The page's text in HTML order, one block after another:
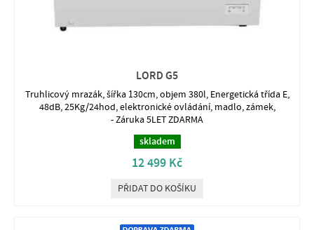
LORD G5
Truhlicový mrazák, šířka 130cm, objem 380l, Energetická třída E,
48dB, 25Kg/24hod, elektronické ovládání, madlo, zámek,
- Záruka 5LET ZDARMA
skladem
12 499 Kč
PŘIDAT DO KOŠÍKU